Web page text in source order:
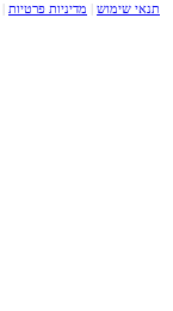
תנאי שימוש מדיניות פרטיות